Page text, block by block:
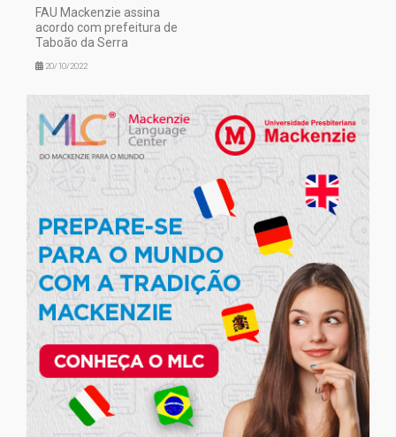
FAU Mackenzie assina
acordo com prefeitura de
Taboão da Serra
20/10/2022